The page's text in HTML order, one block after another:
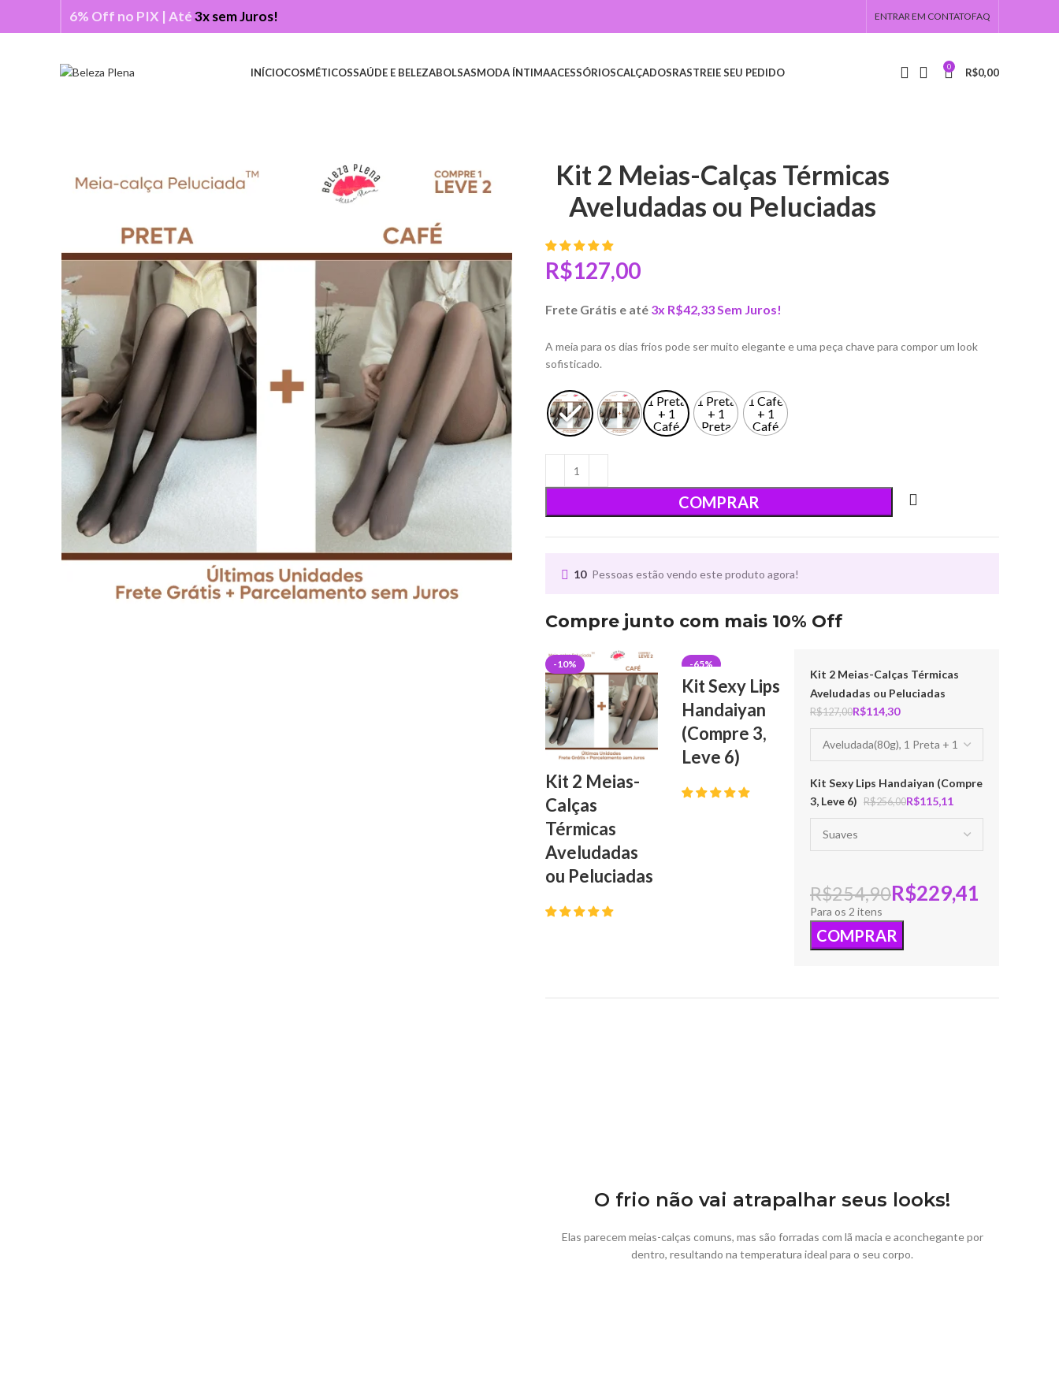
6% Off no PIX | Até3x sem Juros! ENTRAR EM CONTATOFAQ
INÍCIOCOSMÉTICOSSAÚDE E BELEZABOLSASMODA ÍNTIMAACESSÓRIOSCALÇADOSRASTREIE SEU PEDIDO 0 R$0,00
Kit 2 Meias-Calças Térmicas
Aveludadas ou Peluciadas
R$
Frete Grátis e até 3x R$42,33Sem Juros!
A meia para os dias frios pode ser muito elegante e uma peça chave para compor um look
sofisticado.
1 Preta
+ 1
Café
1 Preta
+ 1
Preta
1 Café
+ 1
Café
COMPRAR
10 Pessoas estão vendo este produto agora!
Compre junto com mais 10% Off
-10%
Kit 2 Meias-
Calças
Térmicas
Aveludadas
ou Peluciadas
-65%
QUENTE
Kit Sexy Lips
Handaiyan
(Compre 3,
Leve 6)
Kit 2 Meias-Calças Térmicas
Aveludadas ou Peluciadas
R$ R$
Kit Sexy Lips Handaiyan (Compre
3, Leve 6) R$ R$
R$ R$
Para os 2 itens
COMPRAR
O frio não vai atrapalhar seus looks!
Elas parecem meias-calças comuns, mas são forradas com lã macia e aconchegante por
dentro, resultando na temperatura ideal para o seu corpo.